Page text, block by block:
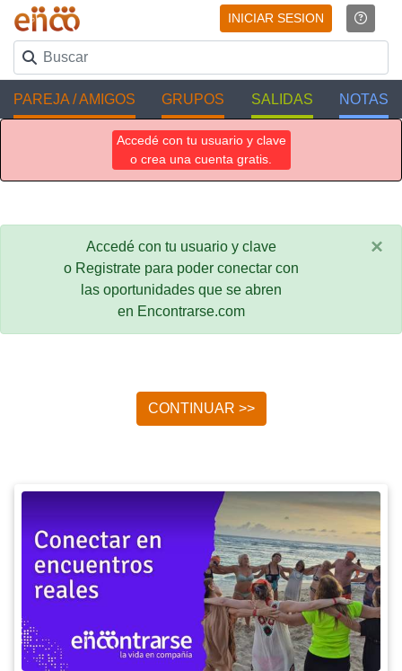
INICIAR SESION
PAREJA / AMIGOS GRUPOS SALIDAS NOTAS
Accedé con tu usuario y clave
o crea una cuenta gratis.
Accedé con tu usuario y clave
o Registrate para poder conectar con
las oportunidades que se abren
en Encontrarse.com
×
CONTINUAR >>